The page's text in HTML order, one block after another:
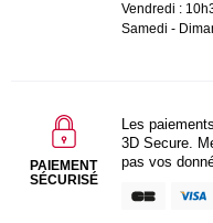
Vendredi :
Samedi -
PAIEMENT
SÉCURISÉ
Les
3D Secure.
pas vos